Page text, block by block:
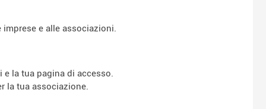
e alle associazioni.
la tua pagina di accesso.
la tua associazione.